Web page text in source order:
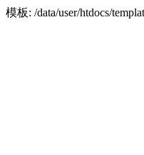
模板: /data/user/htdocs/